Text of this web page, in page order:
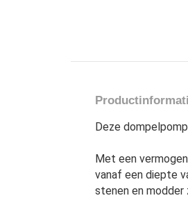
Deze
Met een
vanaf een diepte
stenen en modder